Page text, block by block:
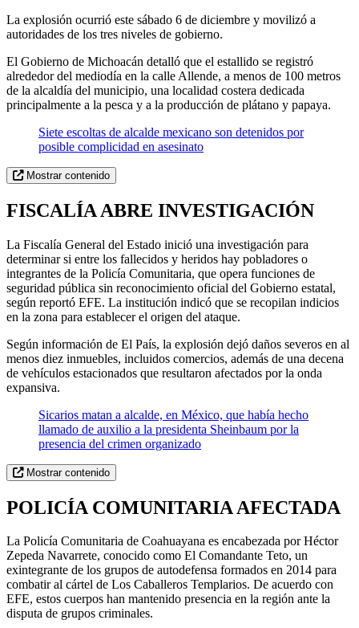
La explosión ocurrió este sábado 6 de diciembre y movilizó a
autoridades de los tres niveles de gobierno.
El Gobierno de Michoacán detalló que el estallido se registró
alrededor del mediodía en la calle Allende, a menos de 100 metros
de la alcaldía del municipio, una localidad costera dedicada
principalmente a la pesca y a la producción de plátano y papaya.
Siete escoltas de alcalde mexicano son detenidos por
posible complicidad en asesinato
Mostrar contenido
FISCALÍA ABRE INVESTIGACIÓN
La Fiscalía General del Estado inició una investigación para
determinar si entre los fallecidos y heridos hay pobladores o
integrantes de la Policía Comunitaria, que opera funciones de
seguridad pública sin reconocimiento oficial del Gobierno estatal,
según reportó EFE. La institución indicó que se recopilan indicios
en la zona para establecer el origen del ataque.
Según información de El País, la explosión dejó daños severos en al
menos diez inmuebles, incluidos comercios, además de una decena
de vehículos estacionados que resultaron afectados por la onda
expansiva.
Sicarios matan a alcalde, en México, que había hecho
llamado de auxilio a la presidenta Sheinbaum por la
presencia del crimen organizado
Mostrar contenido
POLICÍA COMUNITARIA AFECTADA
La Policía Comunitaria de Coahuayana es encabezada por Héctor
Zepeda Navarrete, conocido como El Comandante Teto, un
exintegrante de los grupos de autodefensa formados en 2014 para
combatir al cártel de Los Caballeros Templarios. De acuerdo con
EFE, estos cuerpos han mantenido presencia en la región ante la
disputa de grupos criminales.